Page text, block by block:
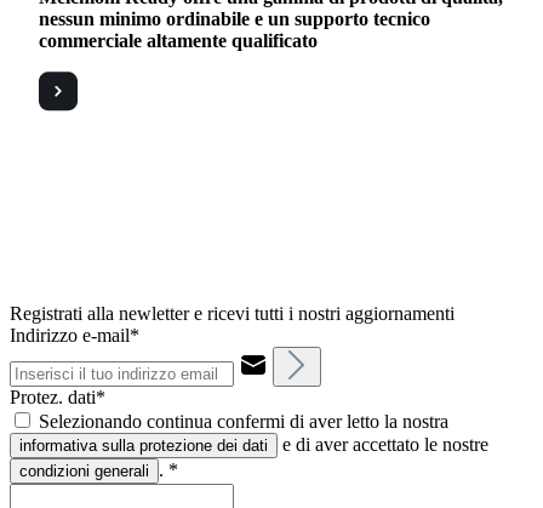
nessun minimo ordinabile e un supporto tecnico
commerciale altamente qualificato
Registrati alla newletter e ricevi tutti i nostri aggiornamenti
Indirizzo e-mail*
Protez. dati*
Selezionando continua confermi di aver letto la nostra
informativa sulla protezione dei dati e di aver accettato le nostre
condizioni generali . *